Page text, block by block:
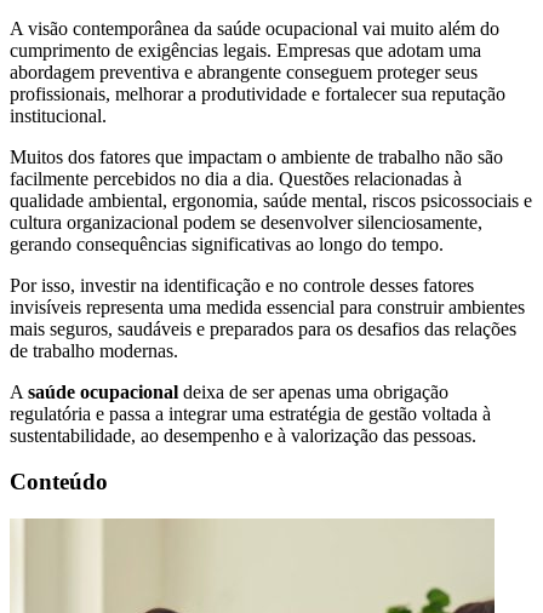
A visão contemporânea da saúde ocupacional vai muito além do
cumprimento de exigências legais. Empresas que adotam uma
abordagem preventiva e abrangente conseguem proteger seus
profissionais, melhorar a produtividade e fortalecer sua reputação
institucional.
Muitos dos fatores que impactam o ambiente de trabalho não são
facilmente percebidos no dia a dia. Questões relacionadas à
qualidade ambiental, ergonomia, saúde mental, riscos psicossociais e
cultura organizacional podem se desenvolver silenciosamente,
gerando consequências significativas ao longo do tempo.
Por isso, investir na identificação e no controle desses fatores
invisíveis representa uma medida essencial para construir ambientes
mais seguros, saudáveis e preparados para os desafios das relações
de trabalho modernas.
A saúde ocupacional deixa de ser apenas uma obrigação
regulatória e passa a integrar uma estratégia de gestão voltada à
sustentabilidade, ao desempenho e à valorização das pessoas.
Conteúdo